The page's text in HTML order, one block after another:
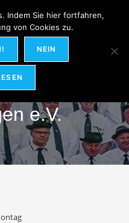
e.V.
Indem Sie hier fortfahren,
von Cookies zu.
NEIN